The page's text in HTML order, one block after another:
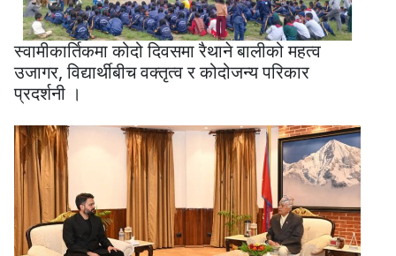
स्वामीकार्तिकमा कोदो दिवसमा रैथाने बालीको महत्व
उजागर, विद्यार्थीबीच वक्तृत्व र कोदोजन्य परिकार
प्रदर्शनी ।